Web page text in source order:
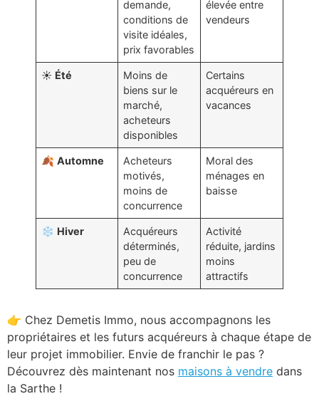
demande,
conditions de
visite idéales,
prix favorables
élevée entre
vendeurs
☀️ Été
Moins de
biens sur le
marché,
acheteurs
disponibles
Certains
acquéreurs en
vacances
🍂Automne
Acheteurs
motivés,
moins de
concurrence
Moral des
ménages en
baisse
❄️ Hiver
Acquéreurs
déterminés,
peu de
concurrence
Activité
réduite, jardins
moins
attractifs
👉 Chez Demetis Immo, nous accompagnons les
propriétaires et les futurs acquéreurs à chaque étape de
leur projet immobilier. Envie de franchir le pas ?
Découvrez dès maintenant nos maisons à vendre dans
la Sarthe !